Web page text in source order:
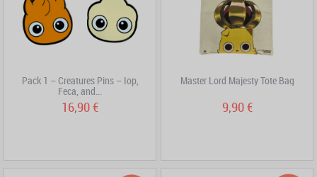
Pack 1 – Creatures Pins – Iop,
Feca, and...
16,90 €
Master Lord Majesty Tote Bag
9,90 €